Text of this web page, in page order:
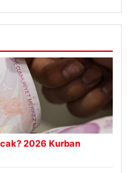
2026 Kurban